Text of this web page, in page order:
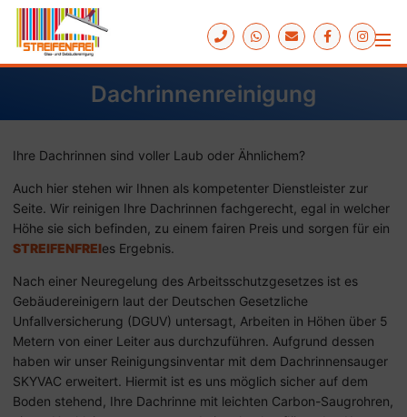
Dachrinnenreinigung
Ihre Dachrinnen sind voller Laub oder Ähnlichem?
Auch hier stehen wir Ihnen als kom­pe­tent­er Dien­st­lei­ster zur
Seite. Wir rei­nigen Ihre Dach­rin­nen fach­ge­recht, egal in welcher
Höhe sie sich be­fin­den, zu ei­nem fair­en Preis und sor­gen für ein
STREIFENFREIes Er­geb­nis.
Nach einer Neuregelung des Arbeitsschutzgesetzes ist es
Gebäudereinigern laut der Deutschen Gesetzliche
Unfallversicherung (DGUV) untersagt, Arbeiten in Höhen über 5
Metern von einer Leiter aus durchzuführen. Aufgrund dessen
haben wir unser Reinigungsinventar mit dem Dachrinnensauger
SKYVAC erweitert. Hiermit ist es uns möglich sicher auf dem
Boden stehend, Ihre Dachrinne mit leichten Carbon-Saugrohren,